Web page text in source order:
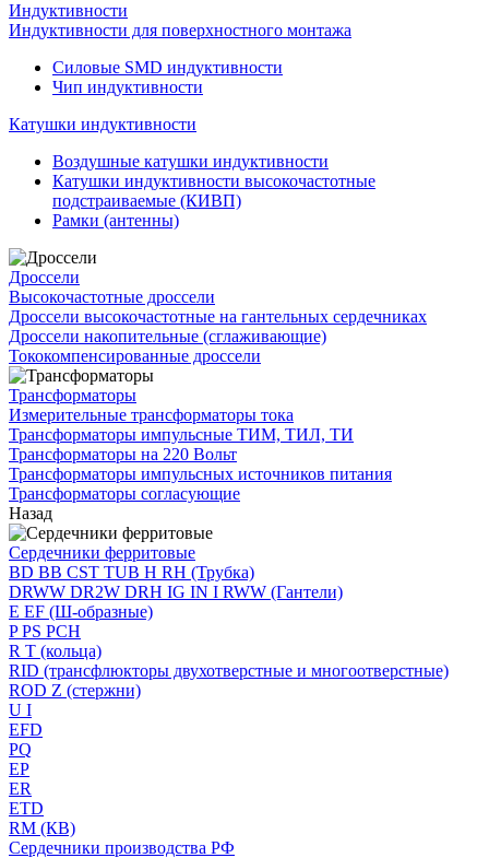
Индуктивности
Индуктивности для поверхностного монтажа
Силовые SMD индуктивности
Чип индуктивности
Катушки индуктивности
Воздушные катушки индуктивности
Катушки индуктивности высокочастотные
подстраиваемые (КИВП)
Рамки (антенны)
Дроссели
Высокочастотные дроссели
Дроссели высокочастотные на гантельных сердечниках
Дроссели накопительные (сглаживающие)
Тококомпенсированные дроссели
Трансформаторы
Измерительные трансформаторы тока
Трансформаторы импульсные ТИМ, ТИЛ, ТИ
Трансформаторы на 220 Вольт
Трансформаторы импульсных источников питания
Трансформаторы согласующие
Назад
Сердечники ферритовые
BD BB CST TUB H RH (Трубка)
DRWW DR2W DRH IG IN I RWW (Гантели)
E EF (Ш-образные)
P PS PCH
R T (кольца)
RID (трансфлюкторы двухотверстные и многоотверстные)
ROD Z (стержни)
U I
EFD
PQ
EP
ER
ETD
RM (КВ)
Сердечники производства РФ